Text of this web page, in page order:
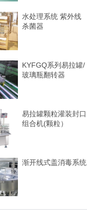
水处理系统 紫外线
杀菌器
KYFGQ系列易拉罐/
玻璃瓶翻转器
易拉罐颗粒灌装封口
组合机(颗粒）
渐开线式盖消毒系统